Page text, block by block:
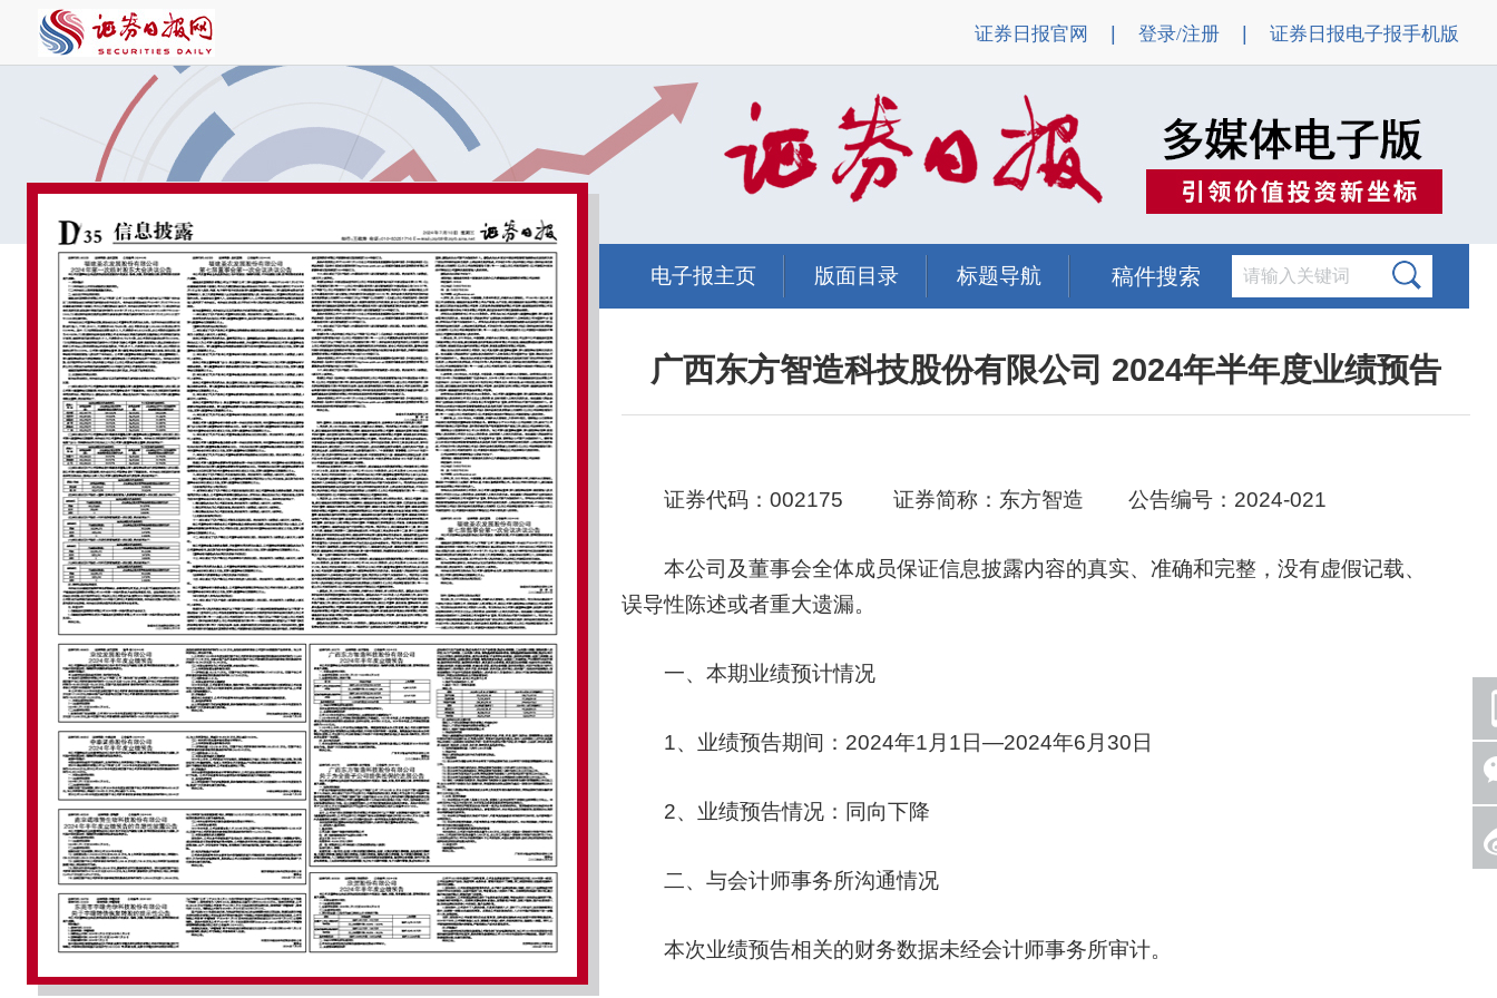
证券日报官网 登录/注册 证券日报电子报手机版
电子报主页 版面目录 标题导航 稿件搜索
广西东方智造科技股份有限公司 2024年半年度业绩预告
证券代码：002175 证券简称：东方智造 公告编号：2024-021
本公司及董事会全体成员保证信息披露内容的真实、准确和完整，没有虚假记载、
误导性陈述或者重大遗漏。
一、本期业绩预计情况
1、业绩预告期间：2024年1月1日—2024年6月30日
2、业绩预告情况：同向下降
二、与会计师事务所沟通情况
本次业绩预告相关的财务数据未经会计师事务所审计。